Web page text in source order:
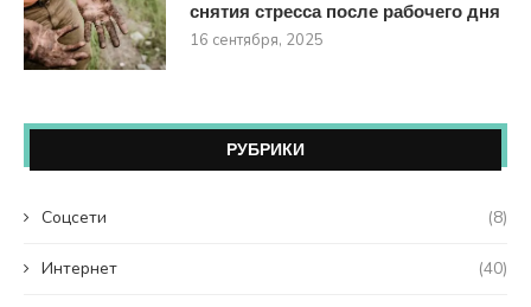
снятия стресса после рабочего дня
16 сентября, 2025
РУБРИКИ
Coцсети (8)
Интернет (40)